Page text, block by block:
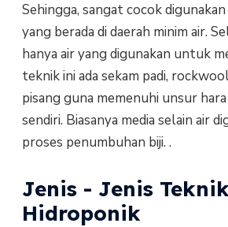
Sehingga, sangat cocok
yang berada di daerah minim air.
hanya air yang digunakan untuk
teknik ini ada sekam padi,
pisang guna memenuhi unsur
sendiri. Biasanya media selain air
proses penumbuhan biji. .
Jenis - Jenis
Hidroponik